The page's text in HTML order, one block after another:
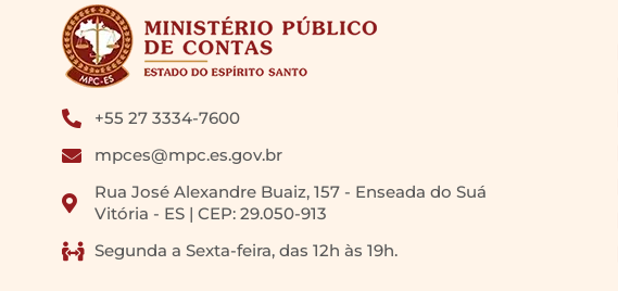
+55 27 3334-7600
mpces@mpc.es.gov.br
Rua José Alexandre Buaiz, 157 - Enseada do Suá
Vitória - ES | CEP: 29.050-913
Segunda a Sexta-feira, das 12h às 19h.